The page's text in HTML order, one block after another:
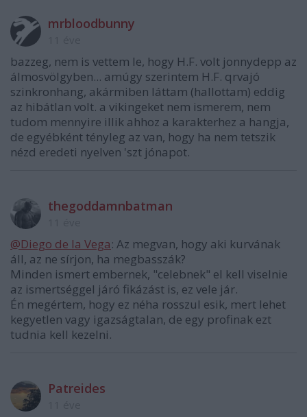
mrbloodbunny
bazzeg, nem is vettem le, hogy H.F. volt jonnydepp az
álmosvölgyben... amúgy szerintem H.F. qrvajó
szinkronhang, akármiben láttam (hallottam) eddig
az hibátlan volt. a vikingeket nem ismerem, nem
tudom mennyire illik ahhoz a karakterhez a hangja,
de egyébként tényleg az van, hogy ha nem tetszik
nézd eredeti nyelven 'szt jónapot.
thegoddamnbatman
@Diego de la Vega: Az megvan, hogy aki kurvának
áll, az ne sírjon, ha megbasszák?
Minden ismert embernek, "celebnek" el kell viselnie
az ismertséggel járó fikázást is, ez vele jár.
Én megértem, hogy ez néha rosszul esik, mert lehet
kegyetlen vagy igazságtalan, de egy profinak ezt
tudnia kell kezelni.
Patreides